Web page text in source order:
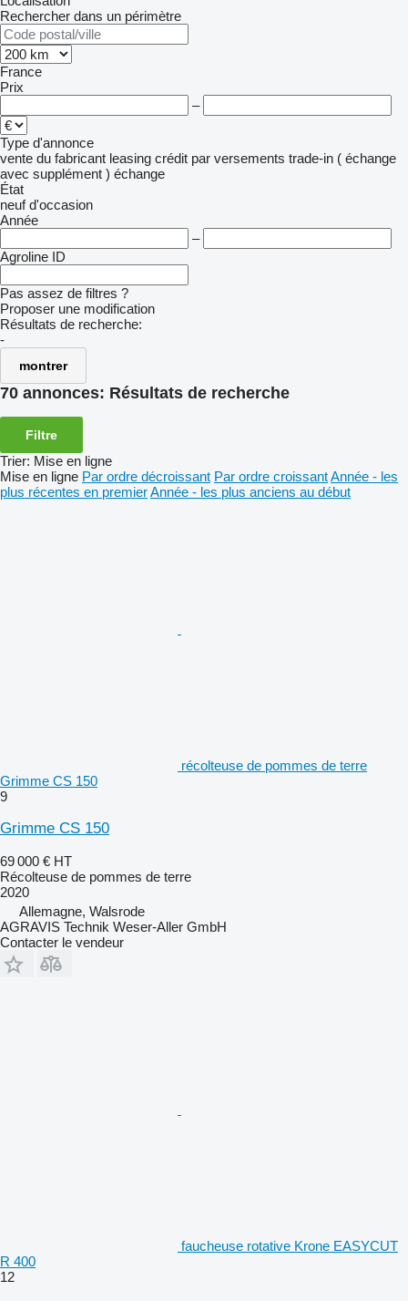
Rechercher dans un périmètre
France
Prix
–
Type d'annonce
vente du fabricant leasing crédit par versements trade-in ( échange
avec supplément ) échange
État
neuf d'occasion
Année
–
Agroline ID
Pas assez de filtres ?
Proposer une modification
Résultats de recherche:
-
montrer
70 annonces: Résultats de recherche
Filtre
Trier: Mise en ligne
Mise en ligne Par ordre décroissant Par ordre croissantAnnée - les
plus récentes en premierAnnée - les plus anciens au début
récolteuse de pommes de terre
Grimme CS 150
9
Grimme CS 150
69 000 € HT
Récolteuse de pommes de terre
2020
Allemagne, Walsrode
AGRAVIS Technik Weser-Aller GmbH
Contacter le vendeur
faucheuse rotative Krone EASYCUT
R 400
12